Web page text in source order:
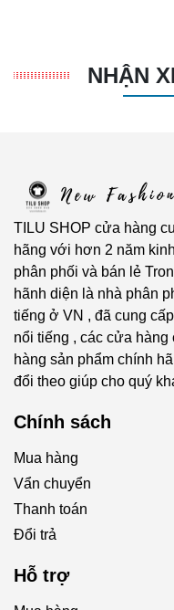
NHẬN
TILU SHOP cửa hàng
hãng với hơn 2 năm
phân phối và bán lẻ
hãnh diện là nhà phân
tiếng ở VN , đã cung
nổi tiếng , các cửa hàng
hàng sản phẩm chính
đổi theo giúp cho quý
Chính sách
Mua hàng
Vẩn chuyển
Thanh toán
Đổi trả
Hỗ trợ